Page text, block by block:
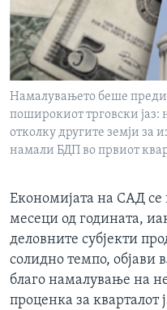
ИНТЕРВЈУА
Јазици
Намалувањето беше
поширокиот трговски јаз:
отколку другите земји за
намали БДП во првиот
Економијата на САД
месеци од годината,
деловните субјекти
солидно темпо, објави
благо намалување на
проценка за кварталот